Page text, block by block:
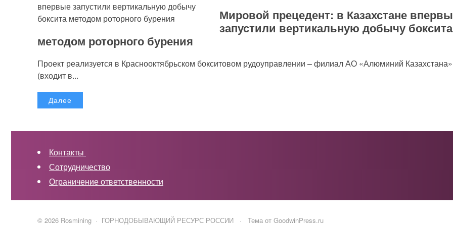
Мировой прецедент: в Казахстане
запустили вертикальную добычу боксита
методом роторного бурения
Проект реализуется в Краснооктябрьском бокситовом рудоуправлении – филиал АО «Алюминий Казахстана»
(входит в...
Далее
Контакты
Сотрудничество
Ограничение ответственности
© 2026 Rosmining · ГОРНОДОБЫВАЮЩИЙ РЕСУРС РОССИИ · Тема от GoodwinPress.ru